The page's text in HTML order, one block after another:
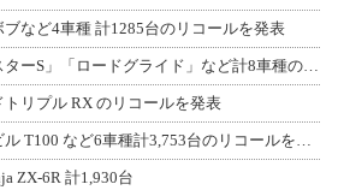
ブなど4車種 計1285台のリコールを発表
トリプル RX のリコールを発表
ZX-6R 計1,930台